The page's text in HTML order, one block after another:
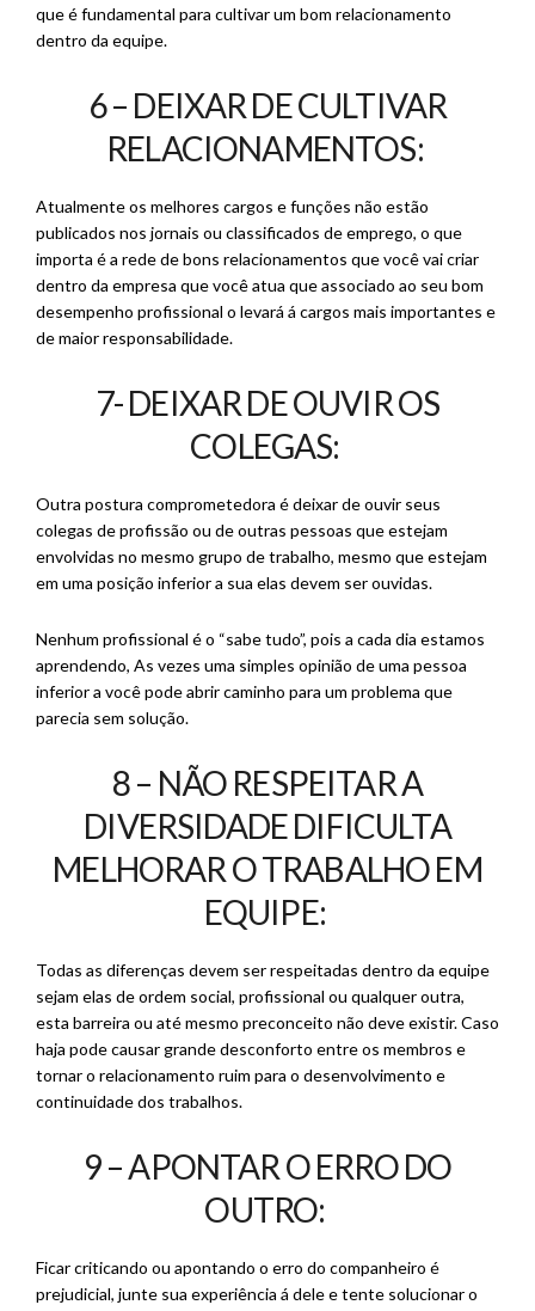
que é fundamental para cultivar um bom relacionamento
dentro da equipe.
6 – DEIXAR DE CULTIVAR
RELACIONAMENTOS:
Atualmente os melhores cargos e funções não estão
publicados nos jornais ou classificados de emprego, o que
importa é a rede de bons relacionamentos que você vai criar
dentro da empresa que você atua que associado ao seu bom
desempenho profissional o levará á cargos mais importantes e
de maior responsabilidade.
7- DEIXAR DE OUVIR OS
COLEGAS:
Outra postura comprometedora é deixar de ouvir seus
colegas de profissão ou de outras pessoas que estejam
envolvidas no mesmo grupo de trabalho, mesmo que estejam
em uma posição inferior a sua elas devem ser ouvidas.
Nenhum profissional é o “sabe tudo”, pois a cada dia estamos
aprendendo, As vezes uma simples opinião de uma pessoa
inferior a você pode abrir caminho para um problema que
parecia sem solução.
8 – NÃO RESPEITAR A
DIVERSIDADE DIFICULTA
MELHORAR O TRABALHO EM
EQUIPE:
Todas as diferenças devem ser respeitadas dentro da equipe
sejam elas de ordem social, profissional ou qualquer outra,
esta barreira ou até mesmo preconceito não deve existir. Caso
haja pode causar grande desconforto entre os membros e
tornar o relacionamento ruim para o desenvolvimento e
continuidade dos trabalhos.
9 – APONTAR O ERRO DO
OUTRO:
Ficar criticando ou apontando o erro do companheiro é
prejudicial, junte sua experiência á dele e tente solucionar o